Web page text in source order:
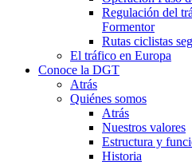
Regulación del
Formentor
Rutas ciclistas
El tráfico en Europa
Conoce la DGT
Atrás
Quiénes somos
Atrás
Nuestros valores
Estructura y
Historia